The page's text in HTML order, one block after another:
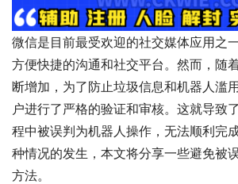
微信是目前最受欢迎的社交媒体应用之
方便快捷的沟通和社交平台。然而，随
断增加，为了防止垃圾信息和机器人滥
户进行了严格的验证和审核。这就导致
程中被误判为机器人操作，无法顺利完
种情况的发生，本文将分享一些避免被
方法。